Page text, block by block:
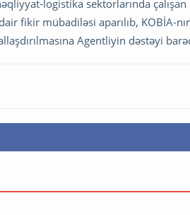
logistika sektorlarında
fikir mübadiləsi aparılıb, KOBİA-
Agentliyin dəstəyi